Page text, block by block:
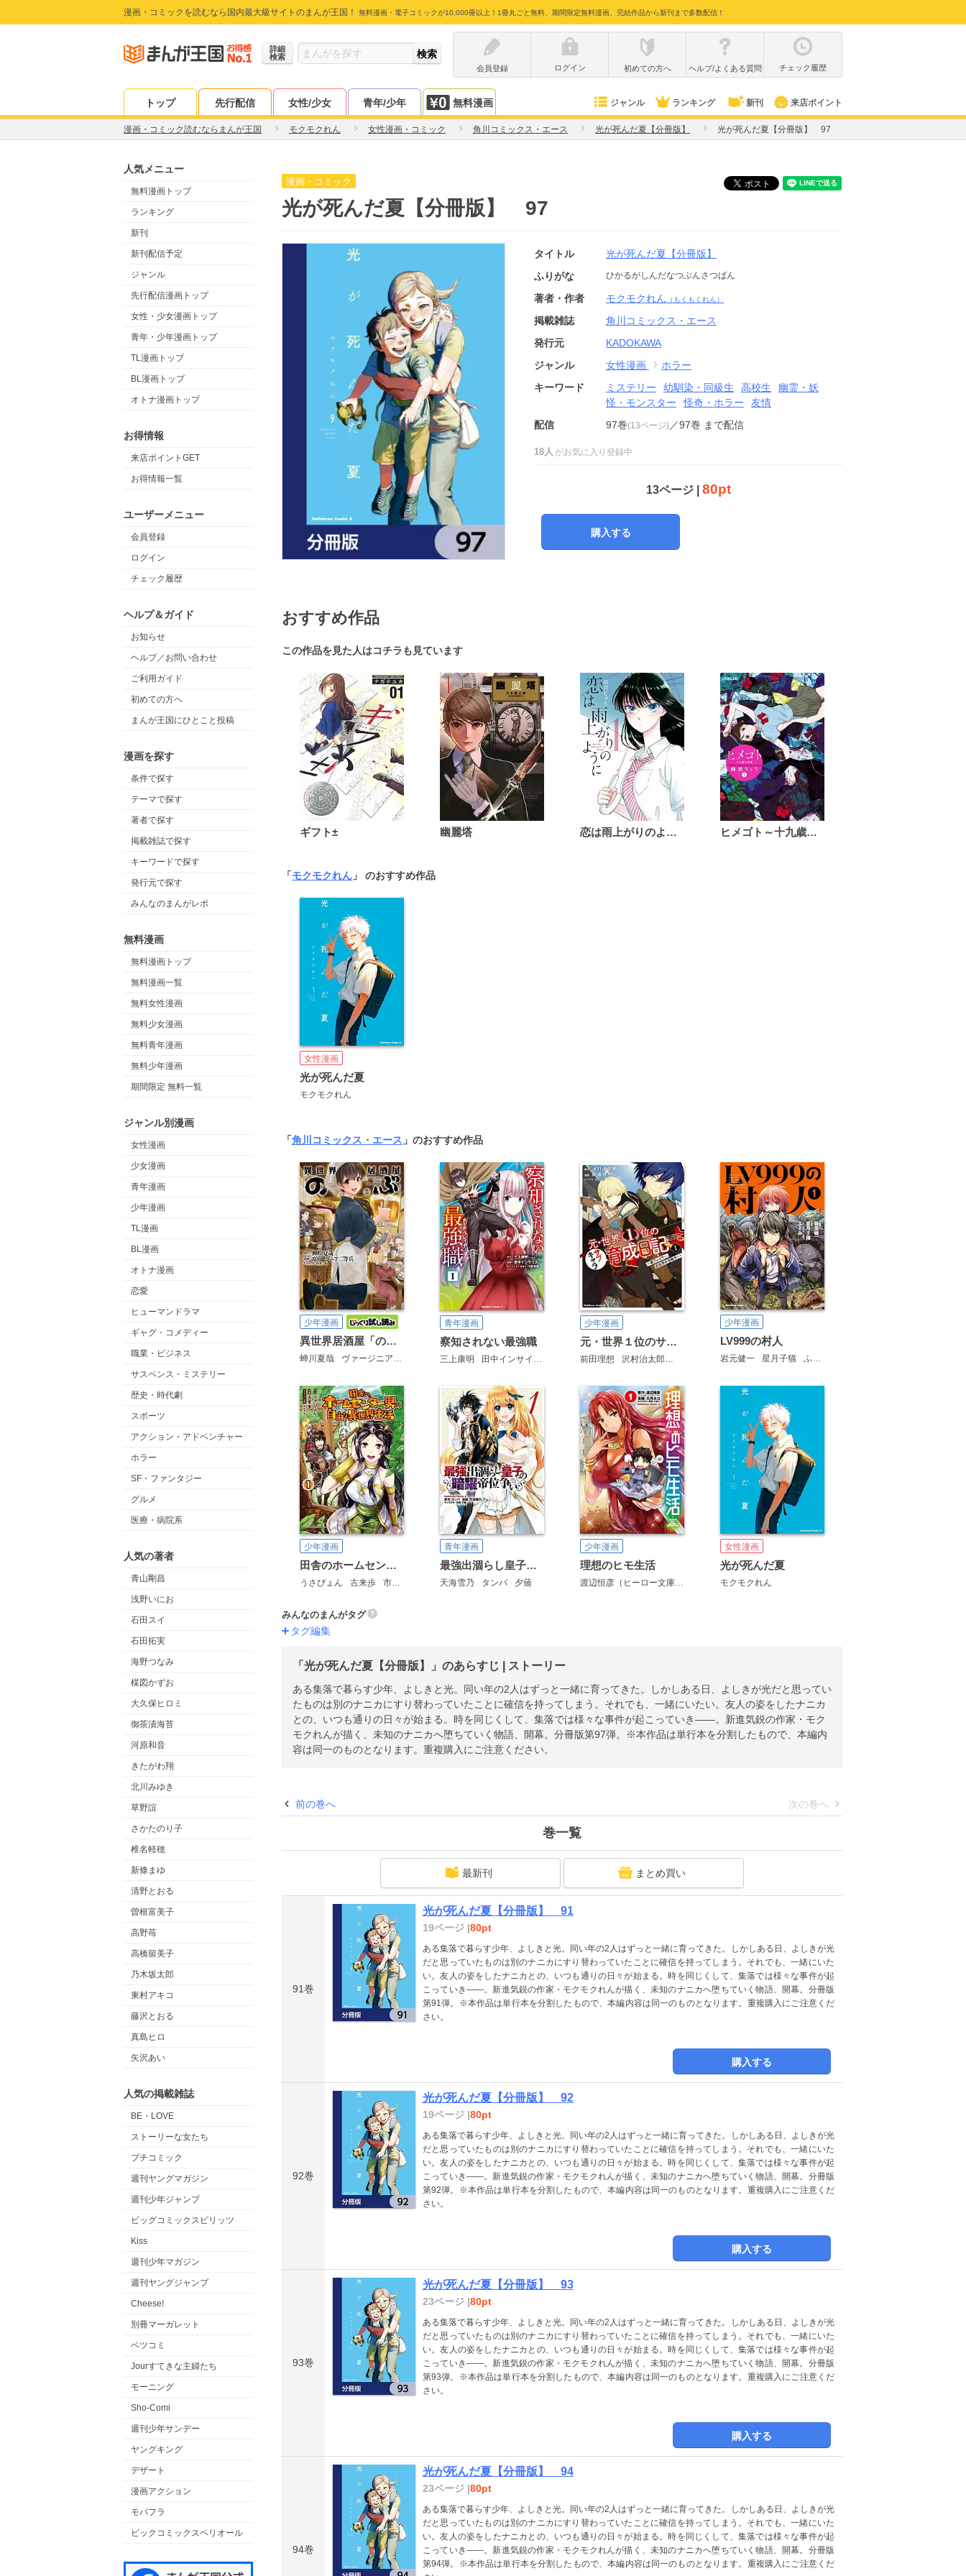
漫画・コミックを読むなら国内最大級サイトのまんが王国！ 無料漫画・電子コミックが10,000冊以上！1冊丸ごと無料、期間限定無料漫画、完結作品から新刊まで多数配信！
詳細
検索
会員登録
ログイン 初めての方へ ヘルプ/よくある質問 チェック履歴
トップ 先行配信 女性/少女 青年/少年 無料漫画 ジャンル ランキング 新刊 来店ポイント
漫画・コミック読むならまんが王国 モクモクれん 女性漫画・コミック 角川コミックス・エース 光が死んだ夏【分冊版】 光が死んだ夏【分冊版】 97
人気メニュー
無料漫画トップ
ランキング
新刊
新刊配信予定
ジャンル
先行配信漫画トップ
女性・少女漫画トップ
青年・少年漫画トップ
TL漫画トップ
BL漫画トップ
オトナ漫画トップ
お得情報
来店ポイントGET
お得情報一覧
ユーザーメニュー
会員登録
ログイン
チェック履歴
ヘルプ＆ガイド
お知らせ
ヘルプ／お問い合わせ
ご利用ガイド
初めての方へ
まんが王国にひとこと投稿
漫画を探す
条件で探す
テーマで探す
著者で探す
掲載雑誌で探す
キーワードで探す
発行元で探す
みんなのまんがレポ
無料漫画
無料漫画トップ
無料漫画一覧
無料女性漫画
無料少女漫画
無料青年漫画
無料少年漫画
期間限定 無料一覧
ジャンル別漫画
女性漫画
少女漫画
青年漫画
少年漫画
TL漫画
BL漫画
オトナ漫画
恋愛
ヒューマンドラマ
ギャグ・コメディー
職業・ビジネス
サスペンス・ミステリー
歴史・時代劇
スポーツ
アクション・アドベンチャー
ホラー
SF・ファンタジー
グルメ
医療・病院系
人気の著者
青山剛昌
浅野いにお
石田スイ
石田拓実
海野つなみ
楳図かずお
大久保ヒロミ
御茶漬海苔
河原和音
きたがわ翔
北川みゆき
草野誼
さかたのり子
椎名軽穂
新條まゆ
清野とおる
曽根富美子
高野苺
高橋留美子
乃木坂太郎
東村アキコ
藤沢とおる
真島ヒロ
矢沢あい
人気の掲載雑誌
BE・LOVE
ストーリーな女たち
プチコミック
週刊ヤングマガジン
週刊少年ジャンプ
ビッグコミックスピリッツ
Kiss
週刊少年マガジン
週刊ヤングジャンプ
Cheese!
別冊マーガレット
ベツコミ
Jourすてきな主婦たち
モーニング
Sho-Comi
週刊少年サンデー
ヤングキング
デザート
漫画アクション
モバフラ
ビックコミックスペリオール
漫画・コミック
光が死んだ夏【分冊版】 97
タイトル
光が死んだ夏【分冊版】
ふりがな
ひかるがしんだなつぶんさつばん
著者・作者 モクモクれん （もくもくれん）
掲載雑誌
角川コミックス・エース
発行元
KADOKAWA
ジャンル
女性漫画
ホラー
キーワード
ミステリー 幼馴染・同級生 高校生
幽霊・妖
怪・モンスター
怪奇・ホラー
友情
配信
97巻(13ページ) ／97巻 まで配信
18人 がお気に入り登録中
13ページ | 80pt
購入する
おすすめ作品
この作品を見た人はコチラも見ています
ギフト± 幽麗塔 恋は雨上がりのように ヒメゴト～十九歳の制服～
「モクモクれん 」 のおすすめ作品
女性漫画
光が死んだ夏
モクモクれん
「角川コミックス・エース 」のおすすめ作品
少年漫画
異世界居酒屋「のぶ」
蝉川夏哉 ヴァージニア二等兵
青年漫画
察知されない最強職
三上康明 田中インサイダー 八城惺架 イマジカインフォス
少年漫画
元・世界１位のサブキャラ育成日記 ～廃プレイヤー、異世界を攻略中！～
前田理想 沢村治太郎 まろ
少年漫画
LV999の村人
岩元健一 星月子猫 ふーみ
少年漫画
田舎のホームセンター男の自由な異世界生活
うさぴょん 古来歩 市丸きすけ
青年漫画
最強出涸らし皇子の暗躍帝位争い
天海雪乃 タンバ 夕薙
少年漫画
理想のヒモ生活
渡辺恒彦（ヒーロー文庫／イマジカインフォス）
女性漫画
光が死んだ夏
モクモクれん
みんなのまんがタグ
タグ編集
「光が死んだ夏【分冊版】」のあらすじ | ストーリー
ある集落で暮らす少年、よしきと光。同い年の2人はずっと一緒に育ってきた。しかしある日、よしきが光だと思ってい
たものは別のナニカにすり替わっていたことに確信を持ってしまう。それでも、一緒にいたい。友人の姿をしたナニカ
との、いつも通りの日々が始まる。時を同じくして、集落では様々な事件が起こっていき――。新進気鋭の作家・モク
モクれんが描く、未知のナニカへ堕ちていく物語、開幕。分冊版第97弾。※本作品は単行本を分割したもので、本編内
容は同一のものとなります。重複購入にご注意ください。
前の巻へ 次の巻へ
巻一覧
最新刊 まとめ買い
91巻
光が死んだ夏【分冊版】 91
19ページ |80pt
ある集落で暮らす少年、よしきと光。同い年の2人はずっと一緒に育ってきた。しかしある日、よしきが光
だと思っていたものは別のナニカにすり替わっていたことに確信を持ってしまう。それでも、一緒にいた
い。友人の姿をしたナニカとの、いつも通りの日々が始まる。時を同じくして、集落では様々な事件が起
こっていき――。新進気鋭の作家・モクモクれんが描く、未知のナニカへ堕ちていく物語、開幕。分冊版
第91弾。※本作品は単行本を分割したもので、本編内容は同一のものとなります。重複購入にご注意くだ
さい。
購入する
92巻
光が死んだ夏【分冊版】 92
19ページ |80pt
ある集落で暮らす少年、よしきと光。同い年の2人はずっと一緒に育ってきた。しかしある日、よしきが光
だと思っていたものは別のナニカにすり替わっていたことに確信を持ってしまう。それでも、一緒にいた
い。友人の姿をしたナニカとの、いつも通りの日々が始まる。時を同じくして、集落では様々な事件が起
こっていき――。新進気鋭の作家・モクモクれんが描く、未知のナニカへ堕ちていく物語、開幕。分冊版
第92弾。※本作品は単行本を分割したもので、本編内容は同一のものとなります。重複購入にご注意くだ
さい。
購入する
93巻
光が死んだ夏【分冊版】 93
23ページ |80pt
ある集落で暮らす少年、よしきと光。同い年の2人はずっと一緒に育ってきた。しかしある日、よしきが光
だと思っていたものは別のナニカにすり替わっていたことに確信を持ってしまう。それでも、一緒にいた
い。友人の姿をしたナニカとの、いつも通りの日々が始まる。時を同じくして、集落では様々な事件が起
こっていき――。新進気鋭の作家・モクモクれんが描く、未知のナニカへ堕ちていく物語、開幕。分冊版
第93弾。※本作品は単行本を分割したもので、本編内容は同一のものとなります。重複購入にご注意くだ
さい。
購入する
94巻
光が死んだ夏【分冊版】 94
23ページ |80pt
ある集落で暮らす少年、よしきと光。同い年の2人はずっと一緒に育ってきた。しかしある日、よしきが光
だと思っていたものは別のナニカにすり替わっていたことに確信を持ってしまう。それでも、一緒にいた
い。友人の姿をしたナニカとの、いつも通りの日々が始まる。時を同じくして、集落では様々な事件が起
こっていき――。新進気鋭の作家・モクモクれんが描く、未知のナニカへ堕ちていく物語、開幕。分冊版
第94弾。※本作品は単行本を分割したもので、本編内容は同一のものとなります。重複購入にご注意くだ